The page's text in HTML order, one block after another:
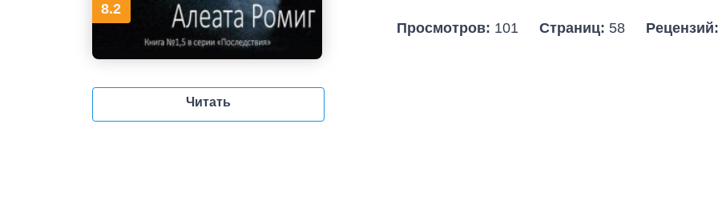
8.2
Читать
Просмотров: 101 Страниц: 58 Рецензий: